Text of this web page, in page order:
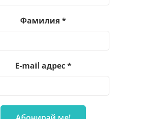
Фамилия*
E-mail адрес*